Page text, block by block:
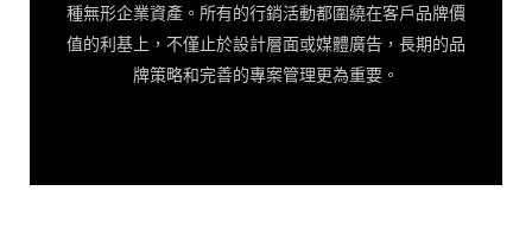
種無形企業資產。所有的行銷活動都圍繞在客戶品牌價
值的利基上，不僅止於設計層面或媒體廣告，長期的品
牌策略和完善的專案管理更為重要。